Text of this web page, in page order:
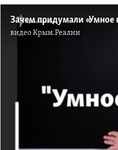
видеоКрым.Реалии
No